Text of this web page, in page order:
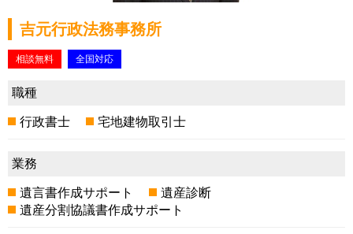
吉元行政法務事務所
相談無料 全国対応
職種
行政書士 宅地建物取引士
業務
遺言書作成サポート
遺産診断
遺産分割協議書作成サポート